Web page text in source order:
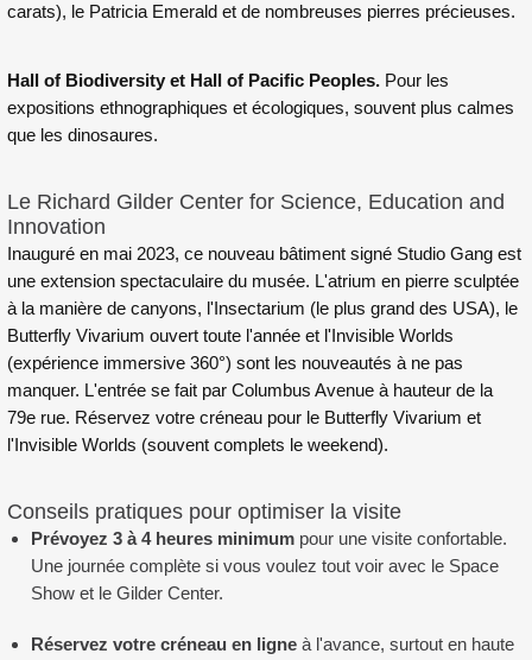
carats), le Patricia Emerald et de nombreuses pierres précieuses.
Hall of Biodiversity et Hall of Pacific Peoples. Pour les
expositions ethnographiques et écologiques, souvent plus calmes
que les dinosaures.
Le Richard Gilder Center for Science, Education and
Innovation
Inauguré en mai 2023, ce nouveau bâtiment signé Studio Gang est
une extension spectaculaire du musée. L'atrium en pierre sculptée
à la manière de canyons, l'Insectarium (le plus grand des USA), le
Butterfly Vivarium ouvert toute l'année et l'Invisible Worlds
(expérience immersive 360°) sont les nouveautés à ne pas
manquer. L'entrée se fait par Columbus Avenue à hauteur de la
79e rue. Réservez votre créneau pour le Butterfly Vivarium et
l'Invisible Worlds (souvent complets le weekend).
Conseils pratiques pour optimiser la visite
Prévoyez 3 à 4 heures minimum pour une visite confortable.
Une journée complète si vous voulez tout voir avec le Space
Show et le Gilder Center.
Réservez votre créneau en ligne à l'avance, surtout en haute